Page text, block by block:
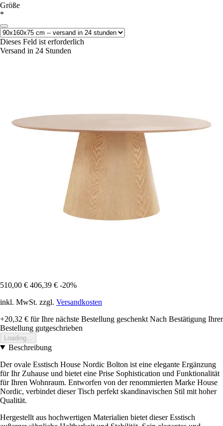
Größe
*
Dieses Feld ist erforderlich
Versand in 24 Stunden
510,00 € 406,39 € -20%
inkl. MwSt. zzgl. Versandkosten
+20,32 € für Ihre nächste Bestellung geschenkt Nach Bestätigung Ihrer
Bestellung gutgeschrieben
Loading...
Beschreibung
Der ovale Esstisch House Nordic Bolton ist eine elegante Ergänzung
für Ihr Zuhause und bietet eine Prise Sophistication und Funktionalität
für Ihren Wohnraum. Entworfen von der renommierten Marke House
Nordic, verbindet dieser Tisch perfekt skandinavischen Stil mit hoher
Qualität.
Hergestellt aus hochwertigen Materialien bietet dieser Esstisch